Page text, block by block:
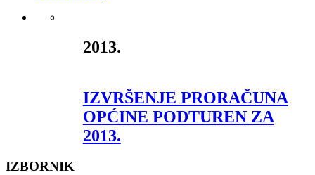
2013.
IZVRŠENJE PRORAČUNA
OPĆINE PODTUREN ZA
2013.
IZBORNIK